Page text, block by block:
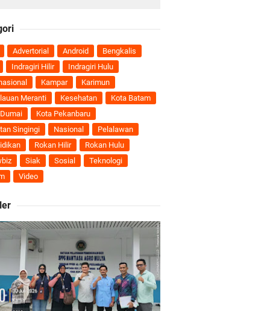
Fata
Ekonomi
Semakin Andal
Karya Nyata
Advertorial Android
Bengkalis
Indragiri Hilir
Indragiri Hulu
Kampar
Karimun
Meranti
Kesehatan
Kota Batam
Kota Pekanbaru
Singingi
Nasional
Pelalawan
Rokan Hilir
Rokan Hulu
Siak Sosial
Teknologi
Video